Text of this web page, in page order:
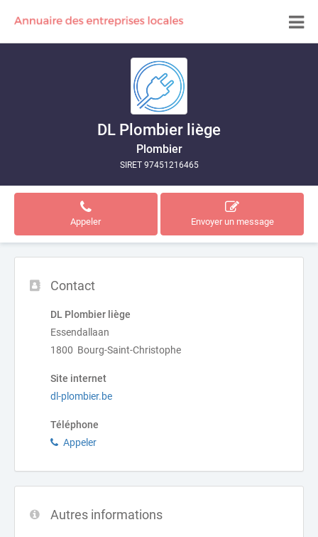
DL Plombier liège
Plombier
SIRET 97451216465
Appeler Envoyer un message
Contact
DL Plombier liège
Essendallaan
1800 Bourg-Saint-Christophe
Site internet
dl-plombier.be
Téléphone
Appeler
Autres informations